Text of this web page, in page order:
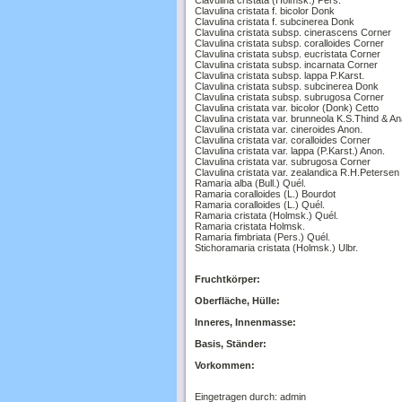
Clavulina cristata f. bicolor Donk
Clavulina cristata f. subcinerea Donk
Clavulina cristata subsp. cinerascens Corner
Clavulina cristata subsp. coralloides Corner
Clavulina cristata subsp. eucristata Corner
Clavulina cristata subsp. incarnata Corner
Clavulina cristata subsp. lappa P.Karst.
Clavulina cristata subsp. subcinerea Donk
Clavulina cristata subsp. subrugosa Corner
Clavulina cristata var. bicolor (Donk) Cetto
Clavulina cristata var. brunneola K.S.Thind &
Clavulina cristata var. cineroides Anon.
Clavulina cristata var. coralloides Corner
Clavulina cristata var. lappa (P.Karst.) Anon.
Clavulina cristata var. subrugosa Corner
Clavulina cristata var. zealandica R.H.Petersen
Ramaria alba (Bull.) Quél.
Ramaria coralloides (L.) Bourdot
Ramaria coralloides (L.) Quél.
Ramaria cristata (Holmsk.) Quél.
Ramaria cristata Holmsk.
Ramaria fimbriata (Pers.) Quél.
Stichoramaria cristata (Holmsk.) Ulbr.
Fruchtkörper:
Oberfläche, Hülle:
Inneres, Innenmasse:
Basis, Ständer:
Vorkommen:
Eingetragen durch: admin